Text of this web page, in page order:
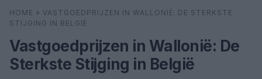
Zoeken ⌕
HOME » VASTGOEDPRIJZEN IN WALLONIË: DE STERKSTE
STIJGING IN BELGIË
Vastgoedprijzen in Wallonië: De
Sterkste Stijging in België